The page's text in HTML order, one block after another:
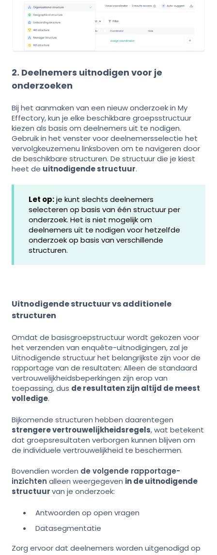
2. Deelnemers uitnodigen voor je
onderzoeken
Bij het aanmaken van een nieuw onderzoek in My
Effectory, kun je elke beschikbare groepsstructuur
kiezen als basis om deelnemers uit te nodigen.
Gebruik in het venster voor deelnemersselectie het
vervolgkeuzemenu linksboven om te navigeren door
de beschikbare structuren. De structuur die je kiest
heet de uitnodigende structuur.
Let op:je kunt slechts deelnemers
selecteren op basis van één structuur per
onderzoek. Het is niet mogelijk om
deelnemers uit te nodigen voor hetzelfde
onderzoek op basis van verschillende
structuren.
Uitnodigende structuur vs additionele
structuren
Omdat de basisgroepstructuur wordt gekozen voor
het verzenden van enquête-uitnodigingen, zal je
Uitnodigende structuur het belangrijkste zijn voor de
rapportage van de resultaten: Alleen de standaard
vertrouwelijkheidsbeperkingen zijn erop van
toepassing, dus de resultaten zijn altijd de meest
volledige.
Bijkomende structuren hebben daarentegen
strengere vertrouwelijkheidsregels, wat betekent
dat groepsresultaten verborgen kunnen blijven om
de individuele vertrouwelijkheid te beschermen.
Bovendien worden de volgende rapportage-
inzichten alleen weergegeven in de uitnodigende
structuurvan je onderzoek:
Antwoorden op open vragen
Datasegmentatie
Zorg ervoor dat deelnemers worden uitgenodigd op